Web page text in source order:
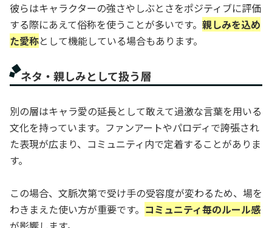
彼らはキャラクターの強さやしぶとさをポジティブに評価
する際にあえて俗称を使うことが多いです。 親しみを込め
た愛称として機能している場合もあります。
ネタ・親しみとして扱う層
別の層はキャラ愛の延長として敢えて過激な言葉を用いる
文化を持っています。ファンアートやパロディで誇張され
た表現が広まり、コミュニティ内で定着することがありま
す。
この場合、文脈次第で受け手の受容度が変わるため、場を
わきまえた使い方が重要です。 コミュニティ毎のルール感